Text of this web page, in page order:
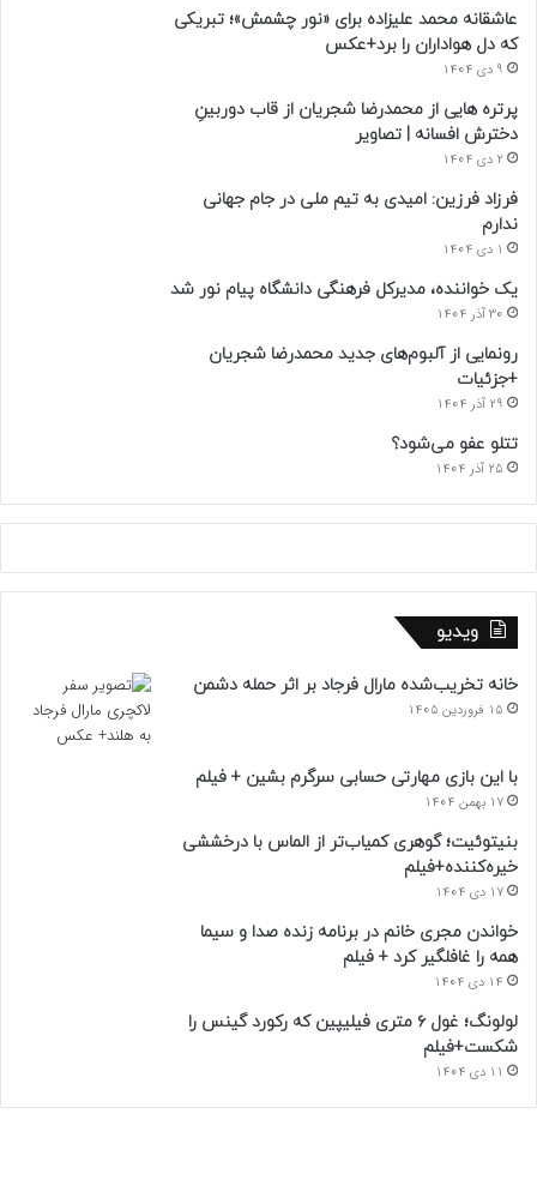
عاشقانه محمد علیزاده برای «نور چشمش»؛ تبریکی
که دل هواداران را برد+عکس
9 دی 1404
پرتره هایی از محمدرضا شجریان از قاب دوربینِ
دخترش افسانه | تصاویر
2 دی 1404
فرزاد فرزین: امیدی به تیم ملی در جام جهانی
ندارم
1 دی 1404
یک خواننده، مدیرکل فرهنگی دانشگاه پیام نور شد
30 آذر 1404
رونمایی از آلبوم‌های جدید محمدرضا شجریان
+جزئیات
29 آذر 1404
تتلو عفو می‌شود؟
25 آذر 1404
ویدیو
خانه تخریب‌شده مارال فرجاد بر اثر حمله دشمن
15 فروردین 1405
با این بازی مهارتی حسابی سرگرم بشین + فیلم
17 بهمن 1404
بنیتوئیت؛ گوهری کمیاب‌تر از الماس با درخششی
خیره‌کننده+فیلم
17 دی 1404
خواندن مجری خانم در برنامه زنده صدا و سیما
همه را غافلگیر کرد + فیلم
14 دی 1404
لولونگ؛ غول ۶ متری فیلیپین که رکورد گینس را
شکست+فیلم
11 دی 1404